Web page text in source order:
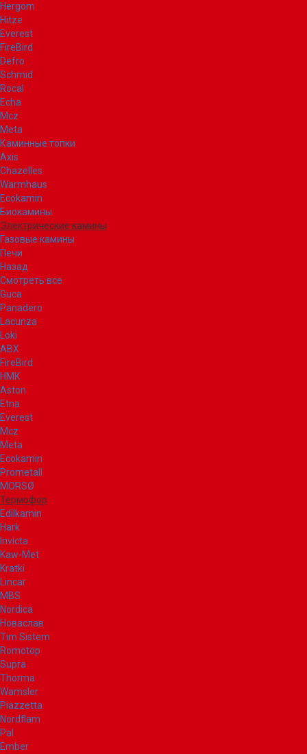
Hergom
Hitze
Everest
FireBird
Defro
Schmid
Rocal
Echa
Mcz
Meta
Каминные топки
Axis
Chazelles
Warmhaus
Ecokamin
Биокамины
Электрические камины
Газовые камины
Печи
Назад
Смотреть все
Guca
Panadero
Lacunza
Loki
ABX
FireBird
НМК
Aston
Etna
Everest
Mcz
Meta
Ecokamin
Prometall
MORSØ
Термофор
Edilkamin
Hark
Invicta
Kaw-Met
Kratki
Lincar
MBS
Nordica
Новаслав
Tim Sistem
Romotop
Supra
Thorma
Wamsler
Piazzetta
Nordflam
Pal
Ember